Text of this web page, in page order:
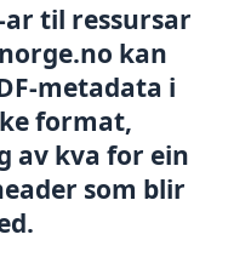
ar til ressursar
kan
metadata i
format,
av kva for ein
som blir